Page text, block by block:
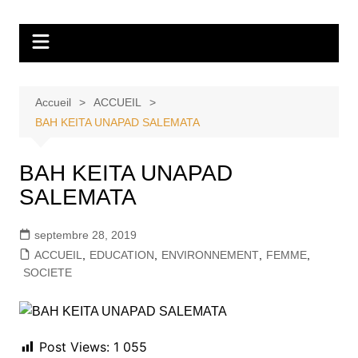
contenu
Tvdescollines
Accueil
ACCUEIL
BAH KEITA UNAPAD SALEMATA
BAH KEITA UNAPAD
SALEMATA
septembre 28, 2019
ACCUEIL
EDUCATION ENVIRONNEMENT, FEMME,
SOCIETE
Post Views: 1 055